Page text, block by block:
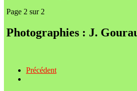
Page 2 sur 2
Photographies : J.
Précédent